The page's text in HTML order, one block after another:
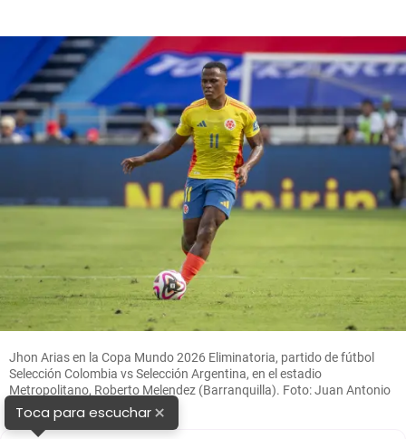
Jhon Arias en la Copa Mundo 2026 Eliminatoria, partido de fútbol
Selección Colombia vs Selección Argentina, en el estadio
Metropolitano, Roberto Melendez (Barranquilla). Foto: Juan Antonio
Sánchez Ocampo.
Toca para escuchar×